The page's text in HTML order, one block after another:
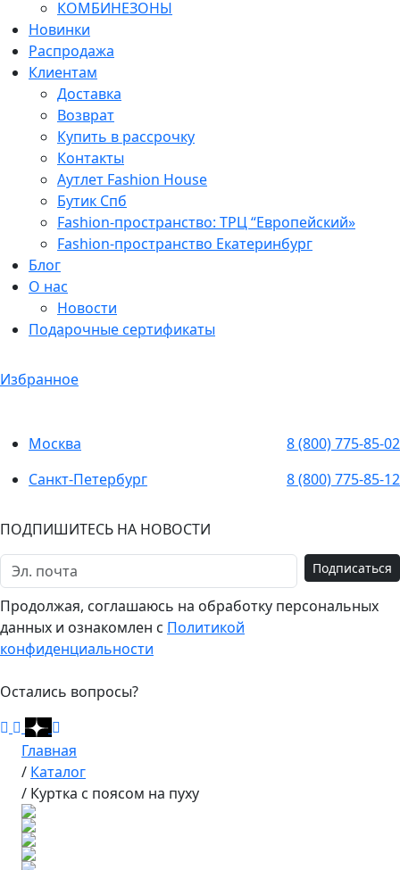
КОМБИНЕЗОНЫ
Новинки
Распродажа
Клиентам
Доставка
Возврат
Купить в рассрочку
Контакты
Аутлет Fashion House
Бутик Спб
Fashion-пространство: ТРЦ “Европейский»
Fashion-пространство Екатеринбург
Блог
О нас
Новости
Подарочные сертификаты
Избранное
Москва
8 (800) 775-85-02
Санкт-Петербург
8 (800) 775-85-12
ПОДПИШИТЕСЬ НА НОВОСТИ
Подписаться
Продолжая, соглашаюсь на обработку персональных
данных и ознакомлен с Политикой
конфиденциальности
Остались вопросы?
Главная
/ Каталог
/ Куртка с поясом на пуху